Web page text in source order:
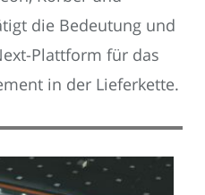
die Bedeutung und
Plattform für das
in der Lieferkette.